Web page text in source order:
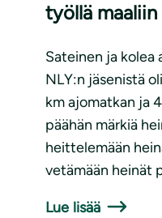
työllä maaliin
Sateinen ja kolea
NLY:n jäsenistä
km ajomatkan ja
päähän märkiä
heittelemään
vetämään heinät
Lue lisää